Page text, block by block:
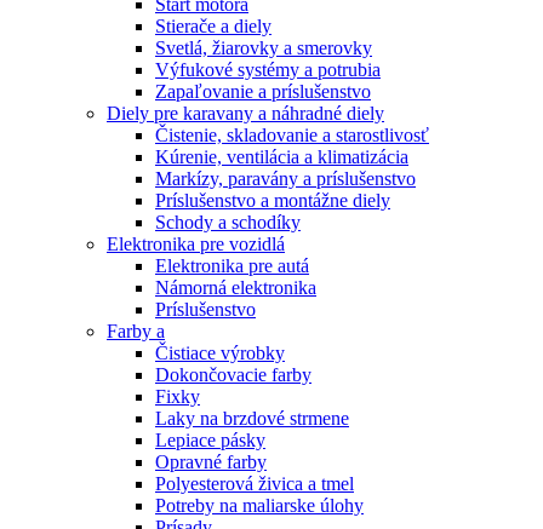
Stierače a diely
Svetlá, žiarovky a smerovky
Výfukové systémy a potrubia
Zapaľovanie a príslušenstvo
Diely pre karavany a náhradné diely
Čistenie, skladovanie a starostlivosť
Kúrenie, ventilácia a klimatizácia
Markízy, paravány a príslušenstvo
Príslušenstvo a montážne diely
Schody a schodíky
Elektronika pre vozidlá
Elektronika pre autá
Námorná elektronika
Príslušenstvo
Farby a
Čistiace výrobky
Dokončovacie farby
Fixky
Laky na brzdové strmene
Lepiace pásky
Opravné farby
Polyesterová živica a tmel
Potreby na maliarske úlohy